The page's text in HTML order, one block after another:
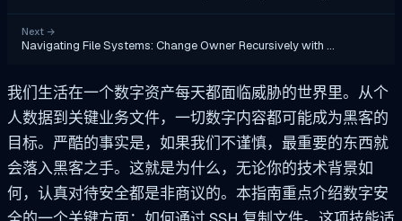
Next →
Navigating File Systems: Change Owner Recursively with …
我们生活在一个数字资产每天都面临威胁的世界里。从个
人数据到关键业务文件，一切数字内容都可能成为黑客的
目标。严酷的事实是，如果我们不谨慎，最重要的东西就
会落入黑客之手。这就是为什么，无论你的技术背景如
何，认真对待安全都是非商议的。本指南重点介绍数字安